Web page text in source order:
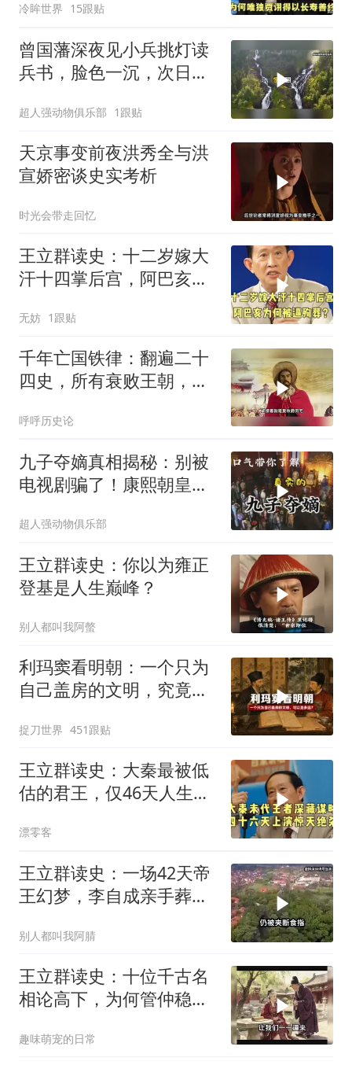
冷眸世界 15跟贴
曾国藩深夜见小兵挑灯读
兵书，脸色一沉，次日如
超人强动物俱乐部 1跟贴
天京事变前夜洪秀全与洪
宣娇密谈史实考析
时光会带走回忆
王立群读史：十二岁嫁大
汗十四掌后宫，阿巴亥为
无妨 1跟贴
千年亡国铁律：翻遍二十
四史，所有衰败王朝，都
呼呼历史论
九子夺嫡真相揭秘：别被
电视剧骗了！康熙朝皇位
超人强动物俱乐部
王立群读史：你以为雍正
登基是人生巅峰？
别人都叫我阿螫
利玛窦看明朝：一个只为
自己盖房的文明，究竟能
捉刀世界 451跟贴
王立群读史：大秦最被低
估的君王，仅46天人生，
漂零客
王立群读史：一场42天帝
王幻梦，李自成亲手葬送
别人都叫我阿腈
王立群读史：十位千古名
相论高下，为何管仲稳居
趣味萌宠的日常